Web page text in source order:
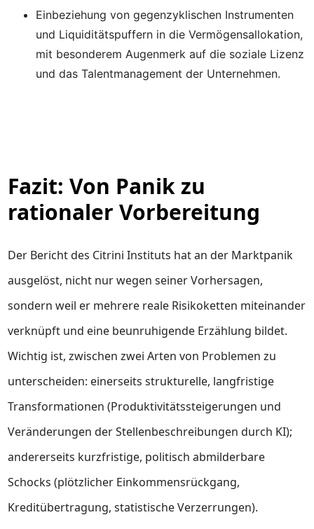
Einbeziehung von gegenzyklischen Instrumenten
und Liquiditätspuffern in die Vermögensallokation,
mit besonderem Augenmerk auf die soziale Lizenz
und das Talentmanagement der Unternehmen.
Fazit: Von Panik zu
rationaler Vorbereitung
Der Bericht des Citrini Instituts hat an der Marktpanik
ausgelöst, nicht nur wegen seiner Vorhersagen,
sondern weil er mehrere reale Risikoketten miteinander
verknüpft und eine beunruhigende Erzählung bildet.
Wichtig ist, zwischen zwei Arten von Problemen zu
unterscheiden: einerseits strukturelle, langfristige
Transformationen (Produktivitätssteigerungen und
Veränderungen der Stellenbeschreibungen durch KI);
andererseits kurzfristige, politisch abmilderbare
Schocks (plötzlicher Einkommensrückgang,
Kreditübertragung, statistische Verzerrungen).